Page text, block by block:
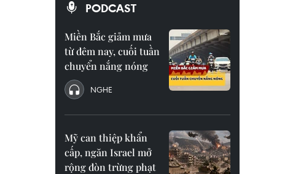
PODCAST
Miền Bắc giảm mưa
từ đêm nay, cuối tuần
chuyển nắng nóng
NGHE
Mỹ can thiệp khẩn
cấp, ngăn Israel mở
rộng đòn trừng phạt